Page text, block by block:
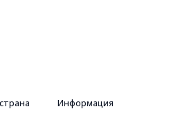
Информация